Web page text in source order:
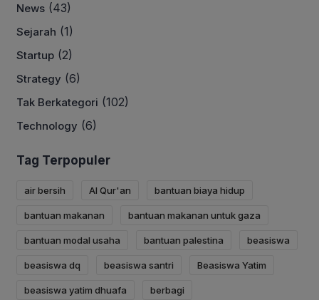
News (43)
Sejarah (1)
Startup (2)
Strategy (6)
Tak Berkategori (102)
Technology (6)
Tag Terpopuler
air bersih Al Qur'an bantuan biaya hidup
bantuan makanan bantuan makanan untuk gaza
bantuan modal usaha bantuan palestina beasiswa
beasiswa dq beasiswa santri Beasiswa Yatim
beasiswa yatim dhuafa berbagi